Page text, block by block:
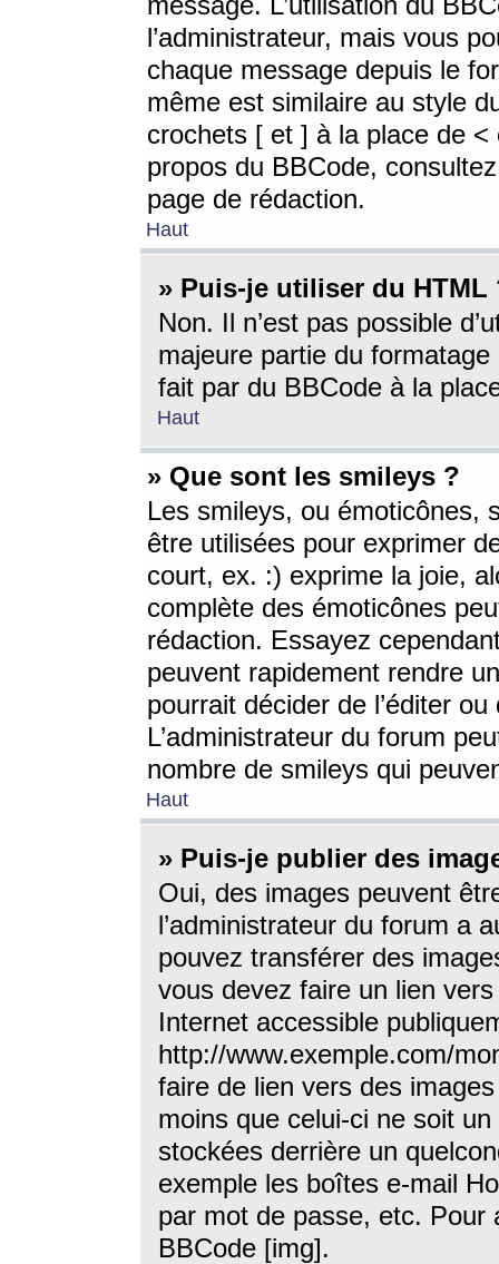
l’administrateur, mais vous
chaque message depuis le
même est similaire au style
crochets [ et ] à la place de <
propos du BBCode,
page de rédaction.
Haut
» Puis-je utiliser du HTML
Non. Il n’est pas possible
majeure partie du
fait par du BBCode à la
Haut
» Que sont les smileys ?
Les smileys, ou émoticônes,
être utilisées pour exprimer
court, ex. :) exprime la joie,
complète des émoticônes
rédaction. Essayez
peuvent rapidement rendre
pourrait décider de l’éditer
L’administrateur du forum
nombre de smileys qui
Haut
» Puis-je publier des
Oui, des images peuvent
l’administrateur du forum a
pouvez transférer des
vous devez faire un lien
Internet accessible
http://www.exemple.com/
faire de lien vers des
moins que celui-ci ne soit
stockées derrière un
exemple les boîtes e-mail
par mot de passe, etc. Pour
BBCode [img].